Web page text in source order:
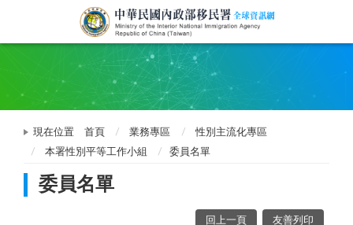
現在位置 首頁 業務專區
性別主流化專區
本署性別平等工作小組
委員名單
委員名單
回上一頁 友善列印